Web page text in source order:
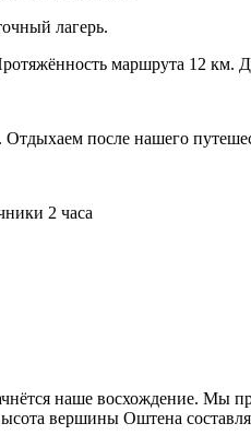
лагерь.
маршрута 12 км.
Отдыхаем после нашего
2 часа
наше восхождение. Мы
вершины Оштена